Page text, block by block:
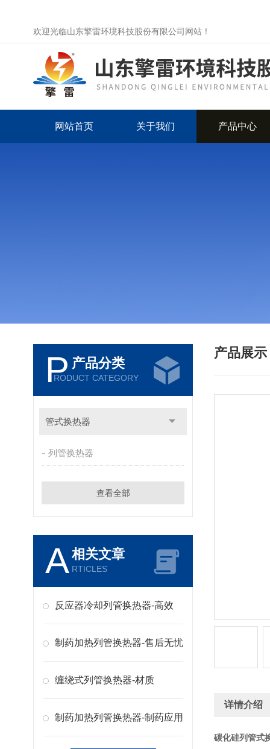
欢迎光临山东擎雷环境科技股份有限公司网站！
网站首页 关于我们 产品中心
P 产品分类
RODUCT CATEGORY
管式换热器
列管换热器
查看全部
A相关文章
RTICLES
反应器冷却列管换热器-高效
制药加热列管换热器-售后无忧
缠绕式列管换热器-材质
制药加热列管换热器-制药应用
产品展示
详情介绍
碳化硅列管式